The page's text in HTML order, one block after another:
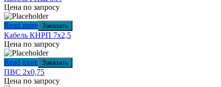
Цена по запросу
Read more Заказать
Кабель КНРП 7х2,5
Цена по запросу
Read more Заказать
ПВС 2х0,75
Цена по запросу